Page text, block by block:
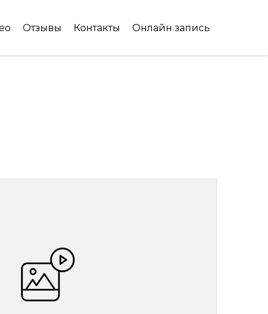
Отзывы Контакты Онлайн запись